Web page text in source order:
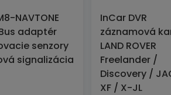
NAVTONE
adaptér
senzory
signalizácia
InCar DVR
záznamová
LAND ROVER
Freelander /
Discovery /
XF / X-JL